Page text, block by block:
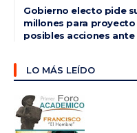
Gobierno electo pide
millones para proyecto
posibles acciones
LO MÁS LEÍDO